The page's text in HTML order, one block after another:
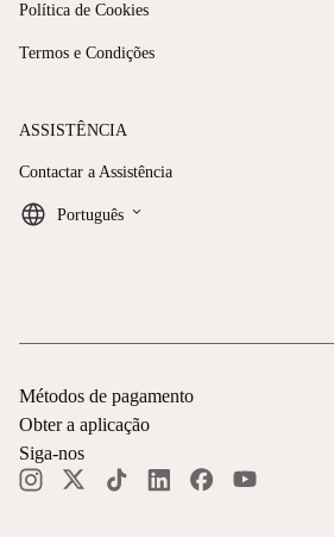
Política de Cookies
Termos e Condições
ASSISTÊNCIA
Contactar a Assistência
Português keyboard_arrow_down
Métodos de pagamento
Obter a aplicação
Siga-nos